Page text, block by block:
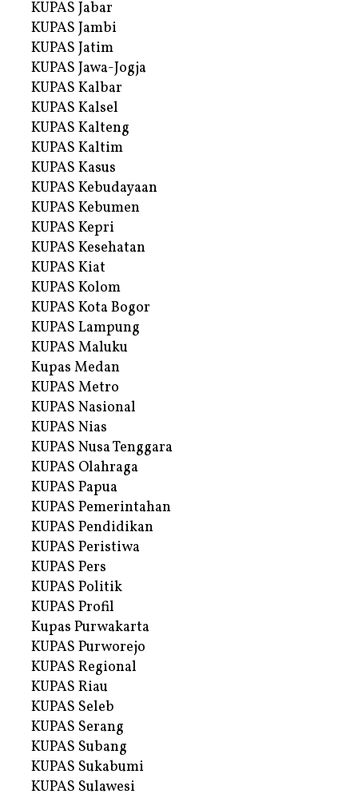
KUPAS Jabar
KUPAS Jambi
KUPAS Jatim
KUPAS Jawa-Jogja
KUPAS Kalbar
KUPAS Kalsel
KUPAS Kalteng
KUPAS Kaltim
KUPAS Kasus
KUPAS Kebudayaan
KUPAS Kebumen
KUPAS Kepri
KUPAS Kesehatan
KUPAS Kiat
KUPAS Kolom
KUPAS Kota Bogor
KUPAS Lampung
KUPAS Maluku
Kupas Medan
KUPAS Metro
KUPAS Nasional
KUPAS Nias
KUPAS Nusa Tenggara
KUPAS Olahraga
KUPAS Papua
KUPAS Pemerintahan
KUPAS Pendidikan
KUPAS Peristiwa
KUPAS Pers
KUPAS Politik
KUPAS Profil
Kupas Purwakarta
KUPAS Purworejo
KUPAS Regional
KUPAS Riau
KUPAS Seleb
KUPAS Serang
KUPAS Subang
KUPAS Sukabumi
KUPAS Sulawesi